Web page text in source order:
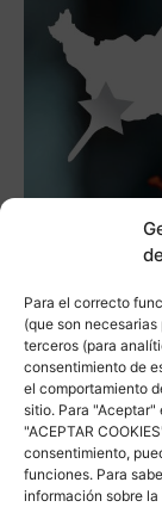
Para el correcto
(que son
terceros (para
consentimiento de
el comportamiento
sitio. Para "Aceptar"
"ACEPTAR
consentimiento,
funciones. Para
información sobre la